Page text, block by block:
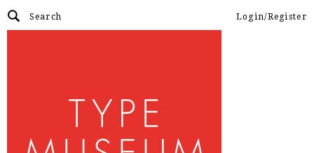
Login/Register